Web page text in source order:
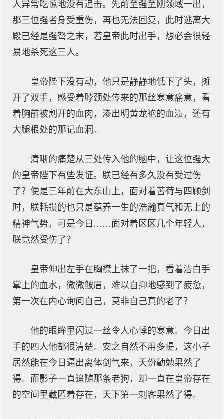
人异常吃惊地没有追击。先前至强至刚领域一出，
那三位强者身受重伤，再也无法回复，此时逃离大
殿已经是强弩之末，若皇帝此时出手，想必会很轻
易地杀死这三人。
皇帝陛下没有动，他只是静静地低下了头，摊
开了双手，感受着脖颈处传来的那丝寒意痛意，看
着胸前被割开的血肉，渗出明黄龙袍的血渍，还有
大腿根处的那记血洞。
清晰的痛楚从三处传入他的脑中，让这位强大
的皇帝陛下有些发怔。朕已经有多久没有受过伤
了？便是三年前在大东山上，面对着苦荷与四顾剑
时，朕耗损的也只是蕴养一生的浩瀚真气和无上的
精神气势，可是今日……面对着区区几个年轻人，
朕竟然受伤了？
皇帝伸出左手在胸襟上抹了一把，看着洁白手
掌上的血水，微微皱眉，难以自抑地感到了疲惫，
第一次在内心询问自己，莫非自己真的老了？
他的眼眸里闪过一丝令人心悸的寒意。今日出
手的四人他都很清楚。安之自然不用多提，这小子
居然能在今日逼出离体剑气来，天份勤勉果然了
得。而影子一直追随那条老狗，却一直在皇帝存在
的空间里藏匿着存在，天下第一刺客果然了得。